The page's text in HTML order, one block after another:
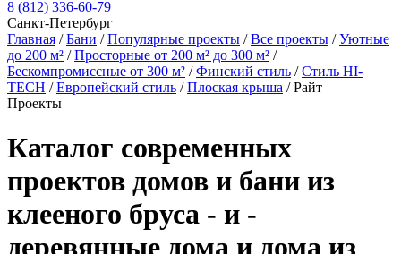
8 (812) 336-60-79
Санкт-Петербург
Главная /Бани /Популярные проекты /Все проекты /Уютные
до 200 м² /Просторные от 200 м² до 300 м² /
Бескомпромиссные от 300 м² /Финский стиль /Стиль HI-
TECH /Европейский стиль /Плоская крыша /Райт
Проекты
Каталог современных
проектов домов и бани из
клееного бруса - и -
деревянные дома и дома из